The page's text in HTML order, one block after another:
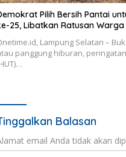
Pilih Bersih Pantai
25, Libatkan Ratusan Warga
Lampung Selatan –
panggung hiburan,
Balasan
email Anda tidak akan